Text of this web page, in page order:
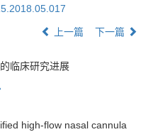
上一篇 下一篇
临床研究进展
high-flow nasal cannula